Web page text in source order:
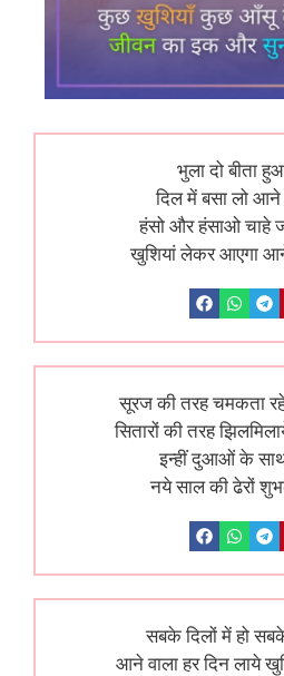
भुला दो बीता
दिल में बसा लो आने
हंसो और हंसाओ चाहे
खुशियां लेकर आएगा
सूरज की तरह चमकता
सितारों की तरह
इन्हीं दुआओं के
नये साल की ढेरों
सबके दिलों में हो सबके
आने वाला हर दिन लाये